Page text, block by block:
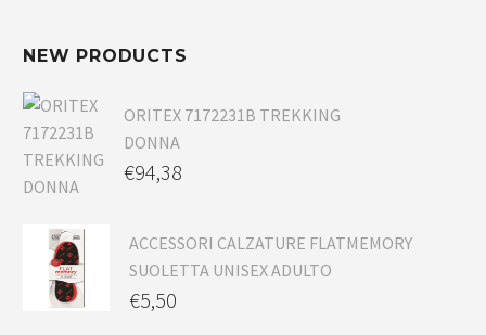
NEW PRODUCTS
ORITEX 7172231B TREKKING
DONNA
€94,38
ACCESSORI CALZATURE FLATMEMORY
SUOLETTA UNISEX ADULTO
€5,50